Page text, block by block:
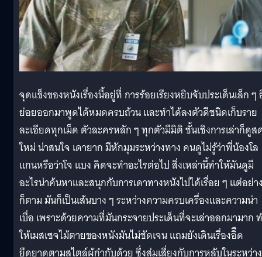
จุดแข็งของหนังเรื่องนี้อยู่ที่ การร้อยเรียงหยิบจับประเด็นเล็ก ๆ
ย่อยออกมาพูดได้หมดครบถ้วน และทำได้ลงตัวดีชนิดเก็บราย
ละเอียดทุกเม็ด ตัวละครหลัก ๆ ทุกตัวมีมิติ ชั้นเชิงการเล่าก็ดูส
ใหม่ น่าสนใจ เดายาก มีหักมุมระหว่างทาง คนดูไม่รู้ว่าพี่น้องโล
แกนหรือว่าโจ แบง คิดจะทำอะไรต่อไป สิ่งเหล่านี้ทำให้มันดูมี
อะไรน่าค้นหาและสนุกกับการเดาทางหนังไปได้เรื่อย ๆ แต่อย่า
ก็ตาม มันก็เป็นเส้นบาง ๆ ระหว่างความครบเครื่องและความน่า
เบื่อ เพราะด้วยความที่มันกระจายประเด็นที่จะเล่าออกมามาก
ให้เมสเซจไม้ตายของหนังมันไม่ชัดเจน แถมยังเดินเรื่องอิืด
ยืดยาดตามสไตล์ผู้กำกับด้วย ซึ่งสุ่มเสี่ยงกับการหลับในระหว่าง